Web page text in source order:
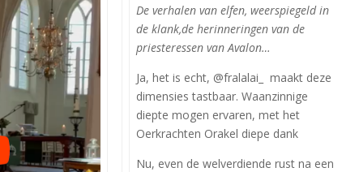
De verhalen van elfen, weerspiegeld in
de klank,de herinneringen van de
priesteressen van Avalon…
Ja, het is echt, @fralalai_ maakt deze
dimensies tastbaar. Waanzinnige
diepte mogen ervaren, met het
Oerkrachten Orakel diepe dank
Nu, even de welverdiende rust na een